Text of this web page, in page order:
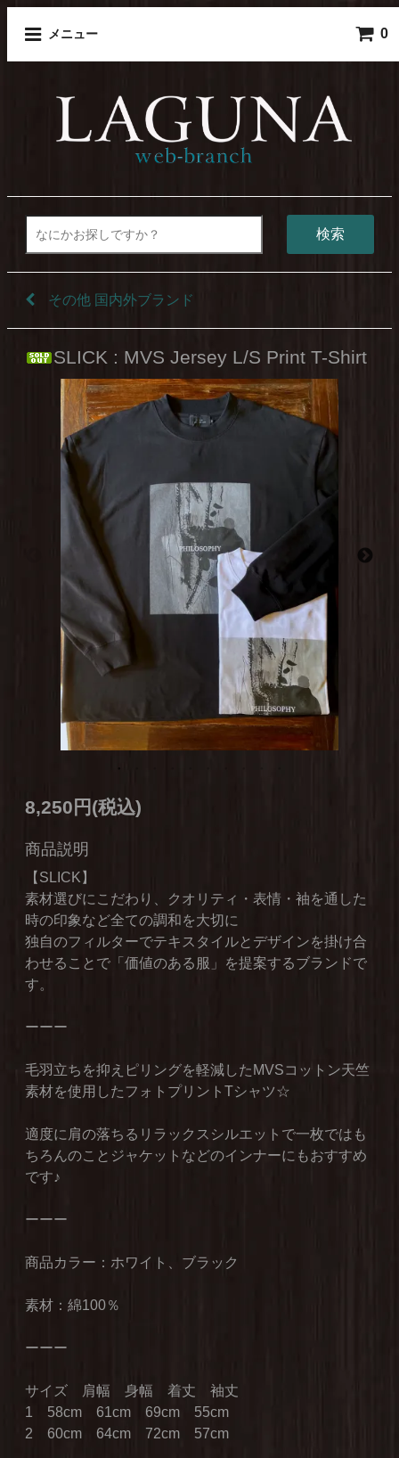
メニュー 0
検索
その他 国内外ブランド
SLICK : MVS Jersey L/S Print T-Shirt
8,250円(税込)
商品説明
【SLICK】
素材選びにこだわり、クオリティ・表情・袖を通した
時の印象など全ての調和を大切に
独自のフィルターでテキスタイルとデザインを掛け合
わせることで「価値のある服」を提案するブランドで
す。
ーーー
毛羽立ちを抑えピリングを軽減したMVSコットン天竺
素材を使用したフォトプリントTシャツ☆
適度に肩の落ちるリラックスシルエットで一枚ではも
ちろんのことジャケットなどのインナーにもおすすめ
です♪
ーーー
商品カラー：ホワイト、ブラック
素材：綿100％
ーーー
サイズ 肩幅 身幅 着丈 袖丈
1 58cm 61cm 69cm 55cm
2 60cm 64cm 72cm 57cm